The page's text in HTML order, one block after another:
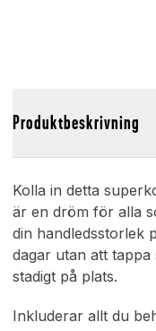
Produktbeskrivning
Kolla in detta
är en dröm för alla
din handledsstorlek
dagar utan att
stadigt på plats.
Inkluderar allt du